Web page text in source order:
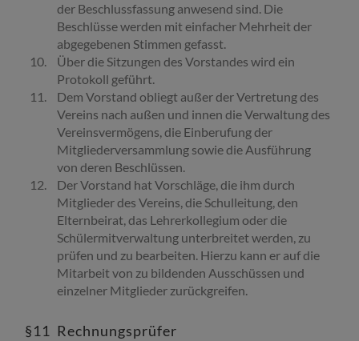
der Beschlussfassung anwesend sind. Die
Beschlüsse werden mit einfacher Mehrheit der
abgegebenen Stimmen gefasst.
Über die Sitzungen des Vorstandes wird ein
Protokoll geführt.
Dem Vorstand obliegt außer der Vertretung des
Vereins nach außen und innen die Verwaltung des
Vereinsvermögens, die Einberufung der
Mitgliederversammlung sowie die Ausführung
von deren Beschlüssen.
Der Vorstand hat Vorschläge, die ihm durch
Mitglieder des Vereins, die Schulleitung, den
Elternbeirat, das Lehrerkollegium oder die
Schülermitverwaltung unterbreitet werden, zu
prüfen und zu bearbeiten. Hierzu kann er auf die
Mitarbeit von zu bildenden Ausschüssen und
einzelner Mitglieder zurückgreifen.
§11 Rechnungsprüfer